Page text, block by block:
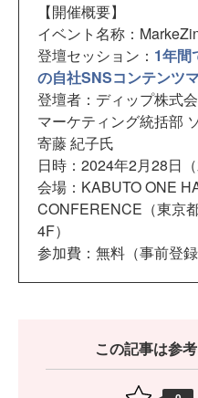
【開催概要】
イベント名称：
登壇セッション： 1年間
の自社SNSコンテンツ
登壇者：ディップ株式
マーケティング統括部
寄藤 紀子氏
日時：2024年2月28日
会場：KABUTO ONE
CONFERENCE（東京
4F）
参加費：無料（事前登録
この記事は参